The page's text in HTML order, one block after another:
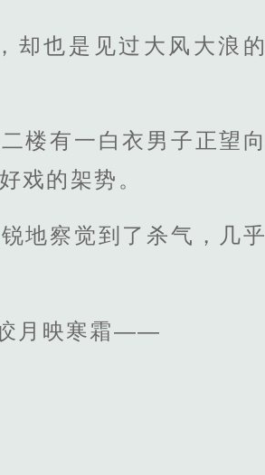
却也是见过大风大浪的
楼有一白衣男子正望向
戏的架势。
地察觉到了杀气，几乎
皎月映寒霜——